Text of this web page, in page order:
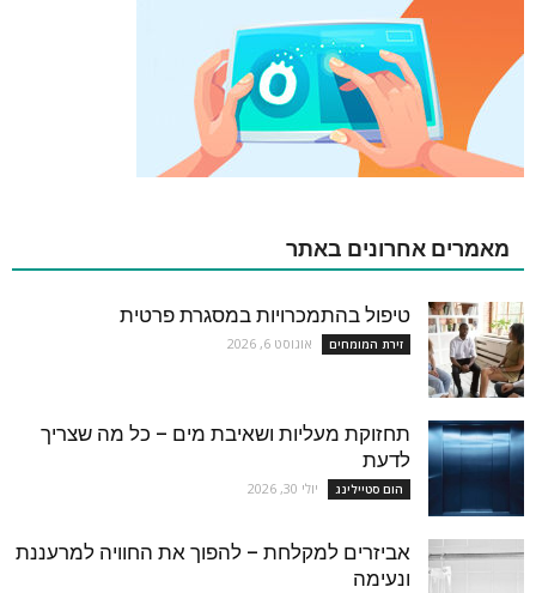
מאמרים אחרונים באתר
טיפול בהתמכרויות במסגרת פרטית
זירת המומחים אוגוסט 6, 2026
תחזוקת מעליות ושאיבת מים – כל מה שצריך
לדעת
הום סטיילינג יולי 30, 2026
אביזרים למקלחת – להפוך את החוויה למרעננת
ונעימה